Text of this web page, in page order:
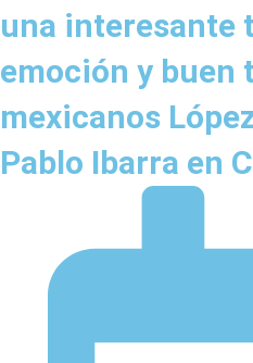
una interesante
emoción y buen
mexicanos
Pablo Ibarra en